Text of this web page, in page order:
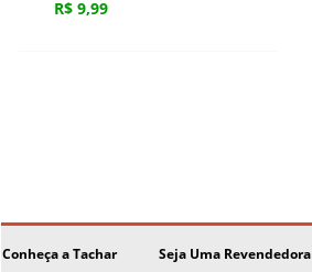
R$ 9,99
Conheça a Tachar Seja Uma Revendedora